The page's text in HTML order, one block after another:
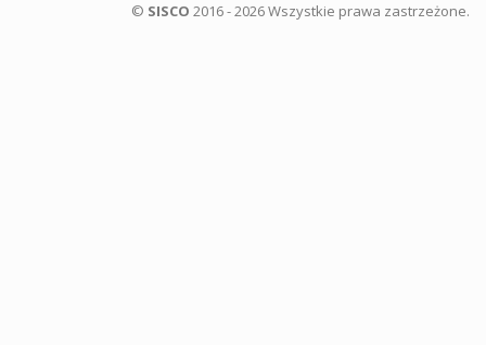
© SISCO 2016 - 2026 Wszystkie prawa zastrzeżone.